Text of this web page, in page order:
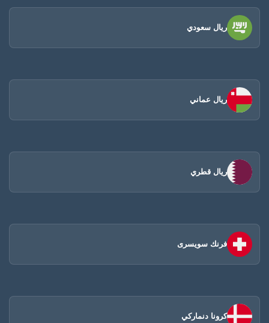
ريال سعودي
ريال عماني
ريال قطري
فرنك سويسرى
كرونا دنماركي